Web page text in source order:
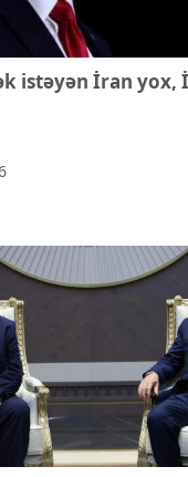
istəyən İran yox,